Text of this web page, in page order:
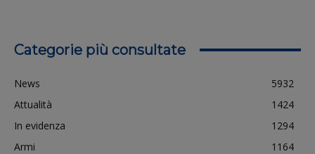
Categorie più consultate
News
5932
Attualità
1424
In evidenza
1294
Armi
1164